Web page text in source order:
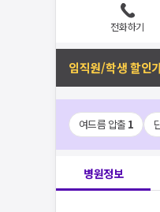
전화하기
임직원/학생 할인
여드름 압출 1
병원정보